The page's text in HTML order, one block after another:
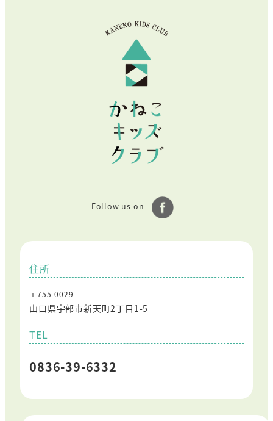
Follow us on
住所
〒755-0029
山口県宇部市新天町2丁目1-5
TEL
0836-39-6332